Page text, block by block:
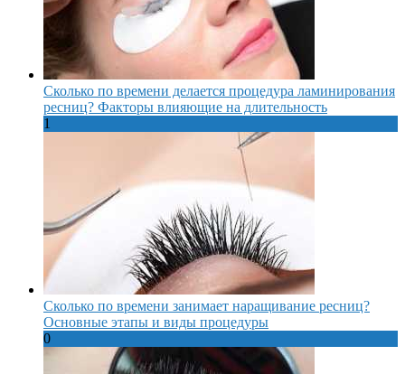
Сколько по времени делается процедура ламинирования
ресниц? Факторы влияющие на длительность
1
Сколько по времени занимает наращивание ресниц?
Основные этапы и виды процедуры
0